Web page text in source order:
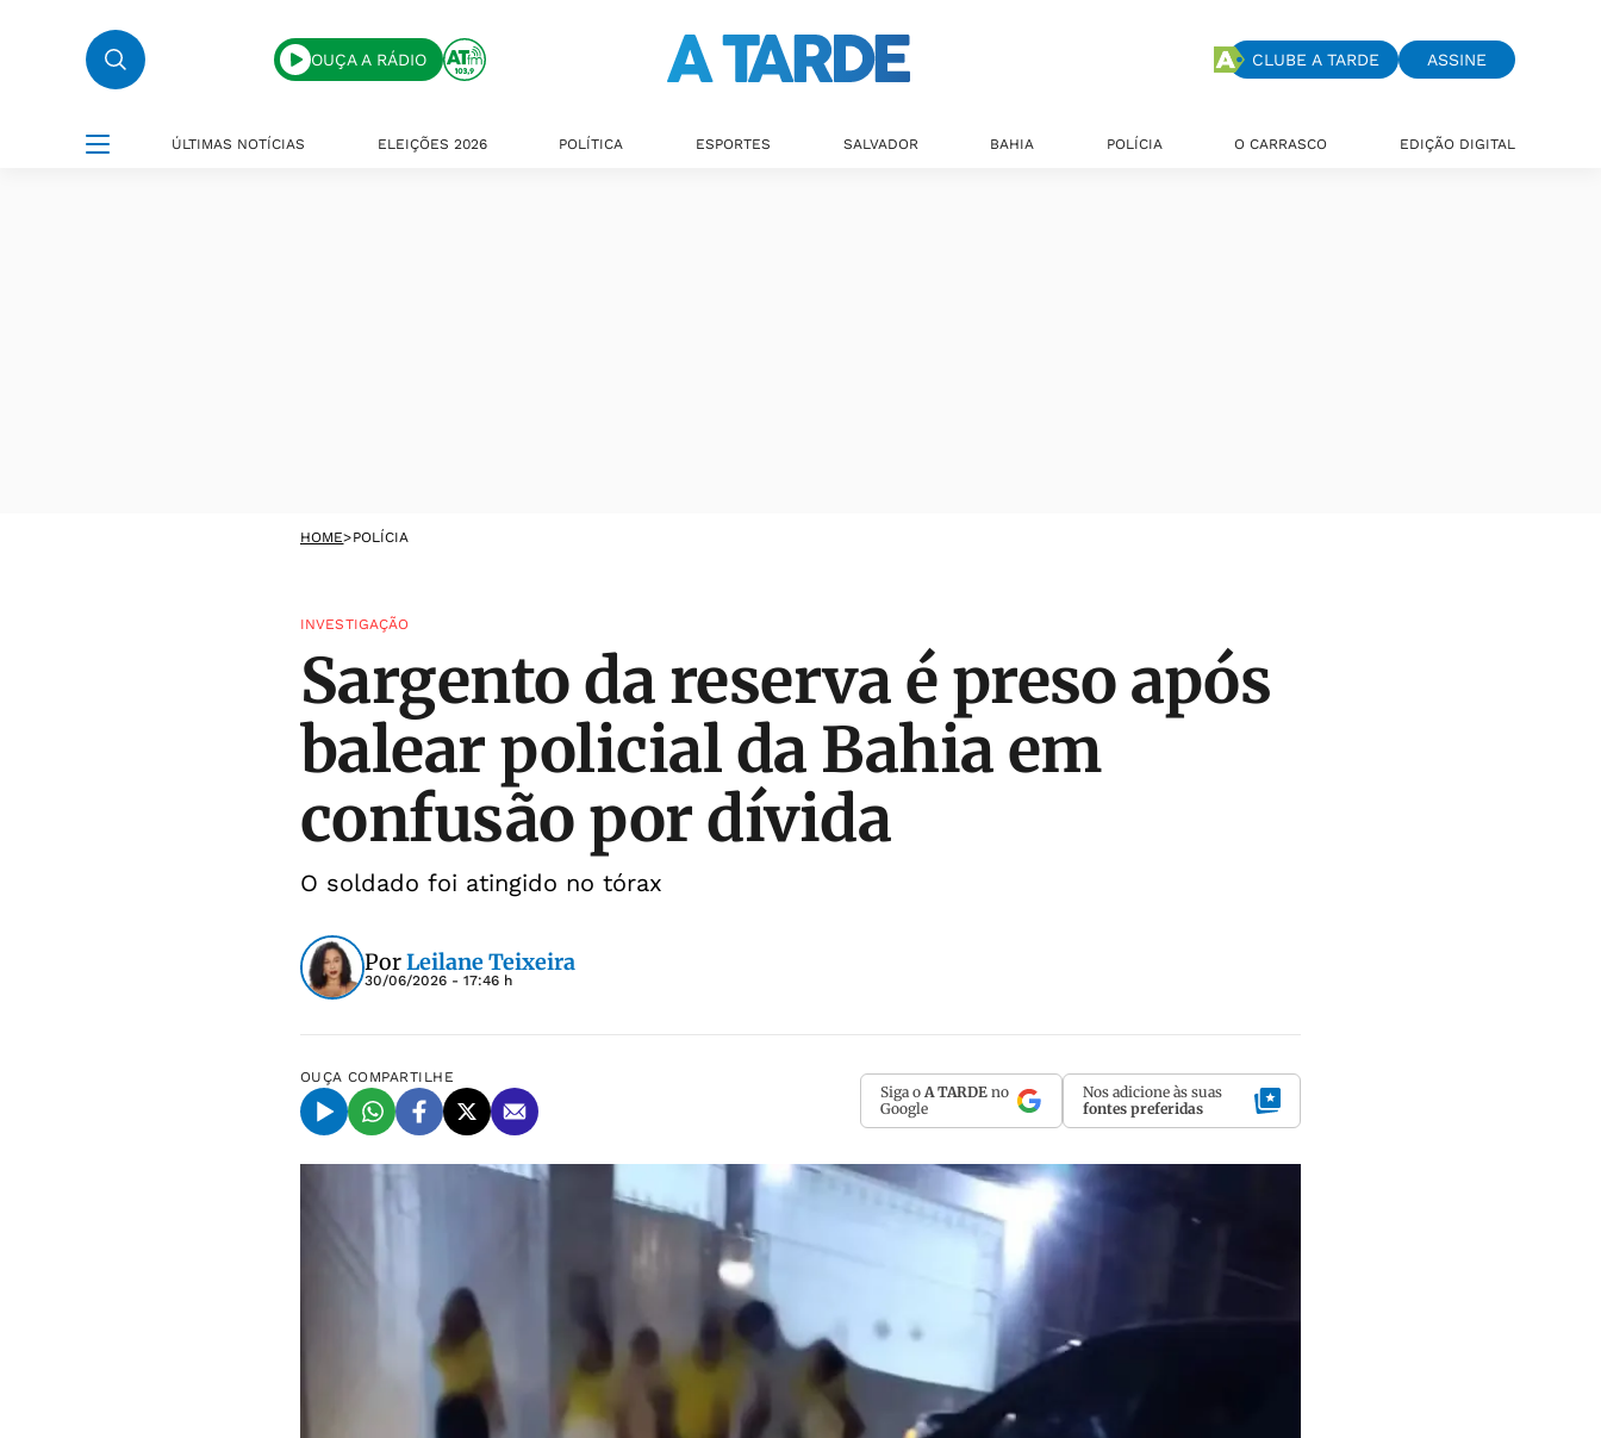
OUÇA A RÁDIO CLUBE A TARDE ASSINE
ÚLTIMAS NOTÍCIAS ELEIÇÕES 2026 POLÍTICA ESPORTES SALVADOR BAHIA POLÍCIA O CARRASCO EDIÇÃO DIGITAL
HOME>POLÍCIA
INVESTIGAÇÃO
Sargento da reserva é preso após
balear policial da Bahia em
confusão por dívida
O soldado foi atingido no tórax
PorLeilane Teixeira
30/06/2026 - 17:46 h
OUÇA COMPARTILHE
Siga o A TARDE no
Google
Nos adicione às suas
fontes preferidas